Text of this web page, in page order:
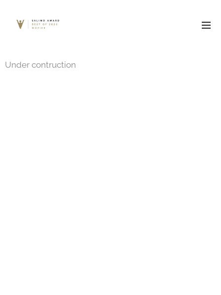
Under contruction